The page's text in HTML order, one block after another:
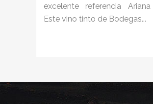
excelente referencia
Este vino tinto de Bodegas...